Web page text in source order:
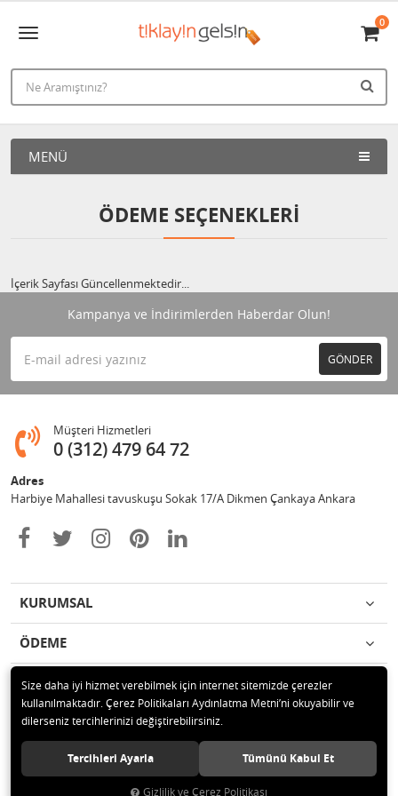
0
MENÜ
ÖDEME SEÇENEKLERI
İçerik Sayfası Güncellenmektedir...
Kampanya ve İndirimlerden Haberdar Olun!
GÖNDER
Müşteri Hizmetleri
0 (312) 479 64 72
Adres
Harbiye Mahallesi tavuskuşu Sokak 17/A Dikmen Çankaya Ankara
KURUMSAL
ÖDEME
İLETİŞİM
© 2020 2Y BİLİŞİM İÇ VE DIŞ TİCARET LTD. ŞTİ. Tüm hakları saklıdır.
Size daha iyi hizmet verebilmek için internet sitemizde çerezler
kullanılmaktadır. Çerez Politikaları Aydınlatma Metni’ni okuyabilir ve
dilerseniz tercihlerinizi değiştirebilirsiniz.
Tercihleri Ayarla Tümünü Kabul Et
Gizlilik ve Çerez Politikası